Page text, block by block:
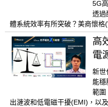
5G
透過
體系統效率有所突破？美商懷格
高
電
新世
能穩
範圍
出漣波和低電磁干擾(EMI)，以